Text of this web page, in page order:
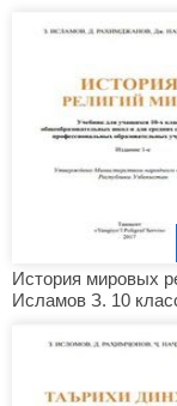
История мировых
Исламов З. 10